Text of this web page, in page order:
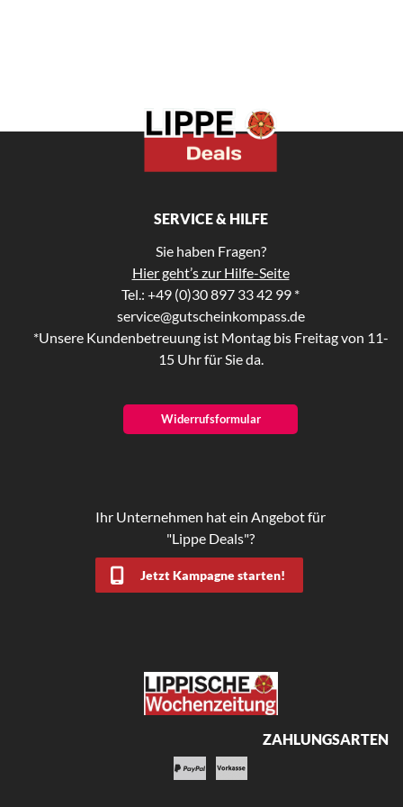
SERVICE & HILFE
Sie haben Fragen?
Hier geht’s zur Hilfe-Seite
Tel.: +49 (0)30 897 33 42 99 *
service@gutscheinkompass.de
*Unsere Kundenbetreuung ist Montag bis Freitag von 11-
15 Uhr für Sie da.
Widerrufsformular
Ihr Unternehmen hat ein Angebot für
"Lippe Deals"?
Jetzt Kampagne starten!
ZAHLUNGSARTEN